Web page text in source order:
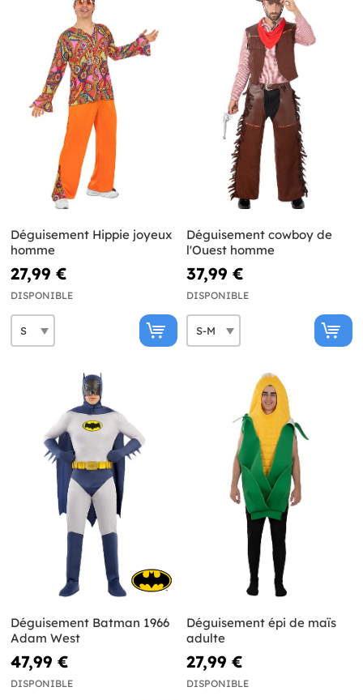
Déguisement Hippie joyeux
homme
27,99 €
DISPONIBLE
Déguisement cowboy de
l'Ouest homme
37,99 €
DISPONIBLE
Déguisement Batman 1966
Adam West
47,99 €
DISPONIBLE
Déguisement épi de maïs
adulte
27,99 €
DISPONIBLE